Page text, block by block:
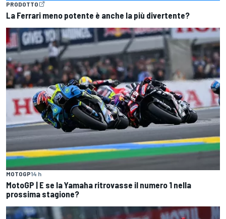
PRODOTTO
La Ferrari meno potente è anche la più divertente?
MOTOGP14 h
MotoGP | E se la Yamaha ritrovasse il numero 1 nella
prossima stagione?